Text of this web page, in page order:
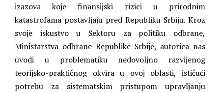
izazova koje finansijski rizici u prirodnim
katastrofama postavljaju pred Republiku Srbiju. Kroz
svoje iskustvo u Sektoru za politiku odbrane,
Ministarstva odbrane Republike Srbije, autorica nas
uvodi u problematiku nedovoljno razvijenog
teorijsko-praktičnog okvira u ovoj oblasti, ističući
potrebu za sistematskim pristupom upravljanju